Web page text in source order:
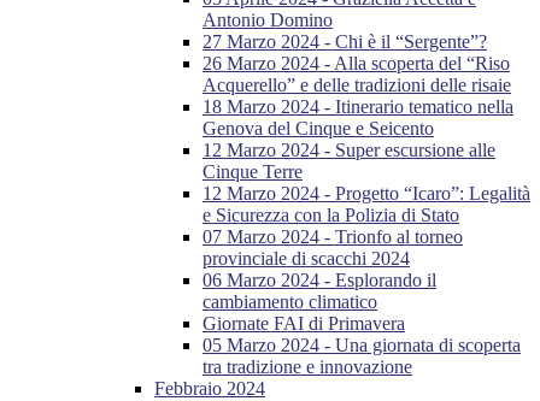
Antonio Domino
27 Marzo 2024 - Chi è il “Sergente”?
26 Marzo 2024 - Alla scoperta del “Riso
Acquerello” e delle tradizioni delle risaie
18 Marzo 2024 - Itinerario tematico nella
Genova del Cinque e Seicento
12 Marzo 2024 - Super escursione alle
Cinque Terre
12 Marzo 2024 - Progetto “Icaro”: Legalità
e Sicurezza con la Polizia di Stato
07 Marzo 2024 - Trionfo al torneo
provinciale di scacchi 2024
06 Marzo 2024 - Esplorando il
cambiamento climatico
Giornate FAI di Primavera
05 Marzo 2024 - Una giornata di scoperta
tra tradizione e innovazione
Febbraio 2024